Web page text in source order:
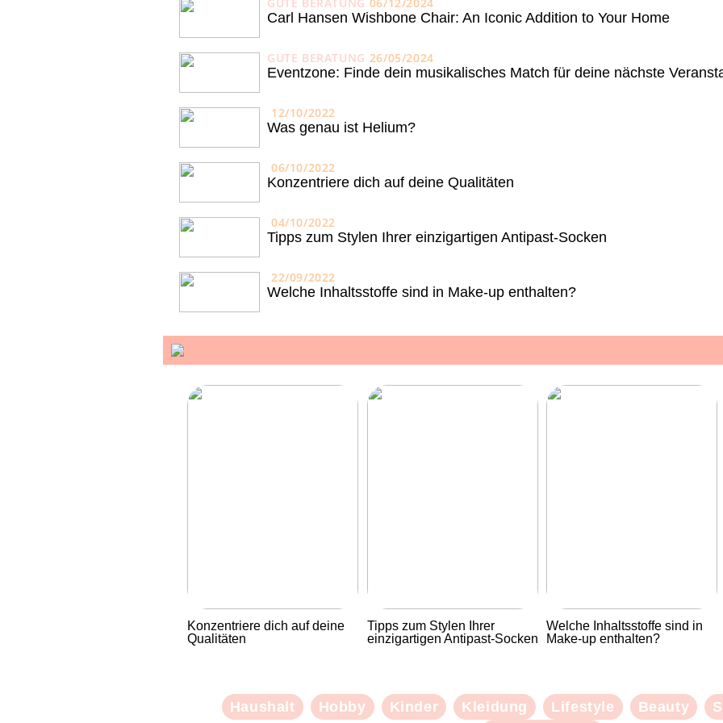
Carl Hansen Wishbone Chair: An Iconic Addition to Your Home
GUTE BERATUNG 26/05/2024
Eventzone: Finde dein musikalisches Match für deine nächste
12/10/2022
Was genau ist Helium?
06/10/2022
Konzentriere dich auf deine Qualitäten
04/10/2022
Tipps zum Stylen Ihrer einzigartigen Antipast-Socken
22/09/2022
Welche Inhaltsstoffe sind in Make-up enthalten?
Konzentriere dich auf deine
Qualitäten
Tipps zum Stylen Ihrer
einzigartigen Antipast-Socken
Welche Inhaltsstoffe sind in
Make-up enthalten?
Haushalt Hobby Kinder Kleidung Lifestyle Beauty